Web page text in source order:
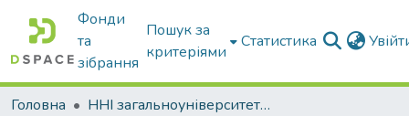
Фонди
та
зібрання
Пошук за
критеріями
Статистика
Головна
ННІ загальноуніверситетської підготовки